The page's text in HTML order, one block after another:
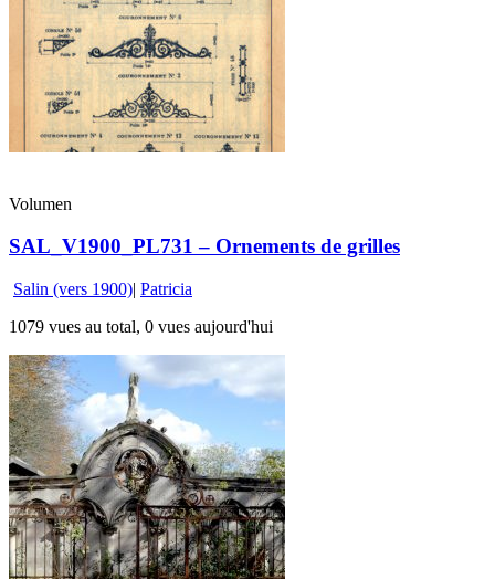
Volumen
SAL_V1900_PL731 – Ornements de grilles
Salin (vers 1900)| Patricia
1079 vues au total, 0 vues aujourd'hui